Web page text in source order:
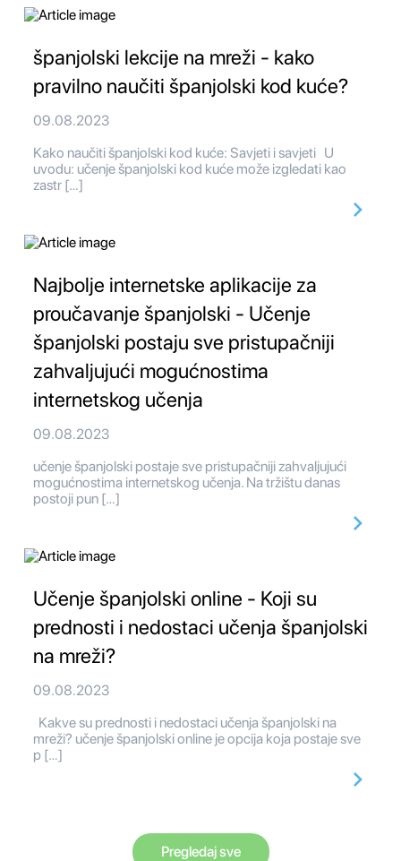
španjolski lekcije na mreži - kako
pravilno naučiti španjolski kod kuće?
09.08.2023
Kako naučiti španjolski kod kuće: Savjeti i savjeti U
uvodu: učenje španjolski kod kuće može izgledati kao
zastr […]
Najbolje internetske aplikacije za
proučavanje španjolski - Učenje
španjolski postaju sve pristupačniji
zahvaljujući mogućnostima
internetskog učenja
09.08.2023
učenje španjolski postaje sve pristupačniji zahvaljujući
mogućnostima internetskog učenja. Na tržištu danas
postoji pun […]
Učenje španjolski online - Koji su
prednosti i nedostaci učenja španjolski
na mreži?
09.08.2023
Kakve su prednosti i nedostaci učenja španjolski na
mreži? učenje španjolski online je opcija koja postaje sve
p […]
Pregledaj sve